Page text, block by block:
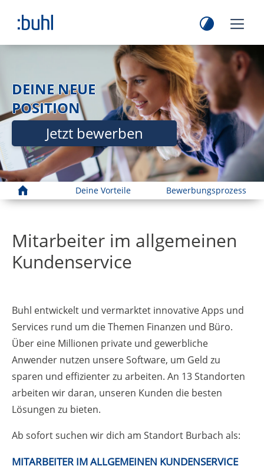
DEINE NEUE
POSITION
Jetzt bewerben
Home Deine Vorteile Bewerbungsprozess
Mitarbeiter im allgemeinen
Kundenservice
Buhl entwickelt und vermarktet innovative Apps und
Services rund um die Themen Finanzen und Büro.
Über eine Millionen private und gewerbliche
Anwender nutzen unsere Software, um Geld zu
sparen und effizienter zu arbeiten. An 13 Standorten
arbeiten wir daran, unseren Kunden die besten
Lösungen zu bieten.
Ab sofort suchen wir dich am Standort Burbach als:
MITARBEITER IM ALLGEMEINEN KUNDENSERVICE